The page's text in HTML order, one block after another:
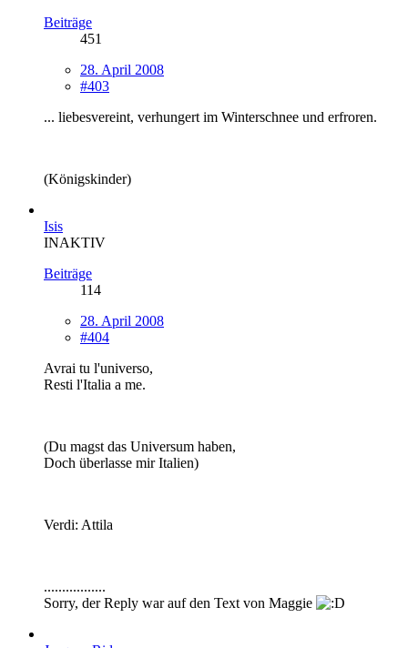
Beiträge
451
28. April 2008
#403
... liebesvereint, verhungert im Winterschnee und erfroren.
(Königskinder)
Isis
INAKTIV
Beiträge
114
28. April 2008
#404
Avrai tu l'universo,
Resti l'Italia a me.
(Du magst das Universum haben,
Doch überlasse mir Italien)
Verdi: Attila
.................
Sorry, der Reply war auf den Text von Maggie